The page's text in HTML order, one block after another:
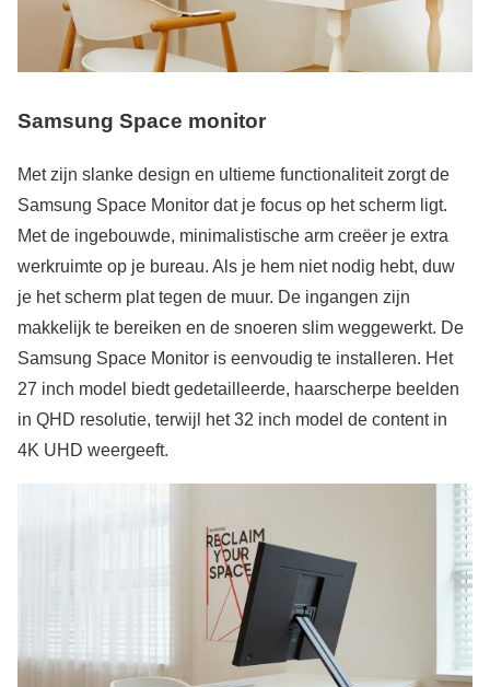
Samsung Space monitor
Met zijn slanke design en ultieme functionaliteit zorgt de
Samsung Space Monitor dat je focus op het scherm ligt.
Met de ingebouwde, minimalistische arm creëer je extra
werkruimte op je bureau. Als je hem niet nodig hebt, duw
je het scherm plat tegen de muur. De ingangen zijn
makkelijk te bereiken en de snoeren slim weggewerkt. De
Samsung Space Monitor is eenvoudig te installeren. Het
27 inch model biedt gedetailleerde, haarscherpe beelden
in QHD resolutie, terwijl het 32 inch model de content in
4K UHD weergeeft.